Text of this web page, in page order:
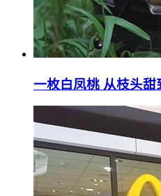
一枚白凤桃 从枝头甜